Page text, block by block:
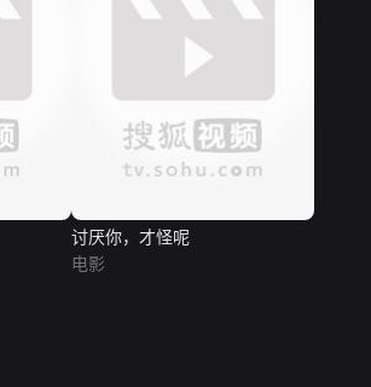
讨厌你，才怪呢
电影